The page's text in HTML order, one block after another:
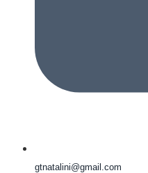
gtnatalini@gmail.com